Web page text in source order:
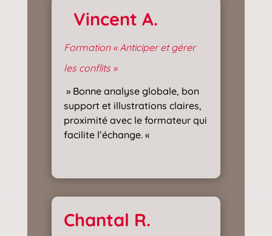
Vincent A.
Formation « Anticiper et gérer
les conflits »
» Bonne analyse globale, bon
support et illustrations claires,
proximité avec le formateur qui
facilite l’échange. «
Chantal R.